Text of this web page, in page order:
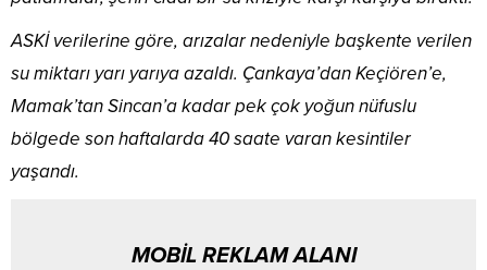
ASKİ verilerine göre, arızalar nedeniyle başkente verilen
su miktarı yarı yarıya azaldı. Çankaya’dan Keçiören’e,
Mamak’tan Sincan’a kadar pek çok yoğun nüfuslu
bölgede son haftalarda 40 saate varan kesintiler
yaşandı.
MOBİL REKLAM ALANI